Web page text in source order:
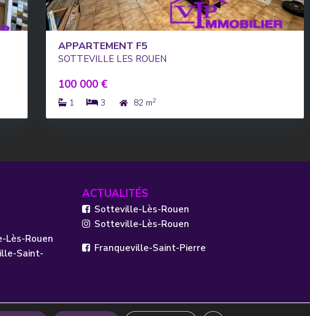
APPARTEMENT F5
SOTTEVILLE LES ROUEN
100 000 €
1 3 82 m2
Lès-Rouen
Saint-
ACTUALITÉS
Sotteville-Lès-Rouen
Sotteville-Lès-Rouen
Franqueville-Saint-Pierre